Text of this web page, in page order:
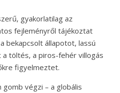
gyakorlatilag az
fejleményről tájékoztat
bekapcsolt állapotot, lassú
töltés, a piros-fehér villogás
figyelmeztet.
végzi – a globális